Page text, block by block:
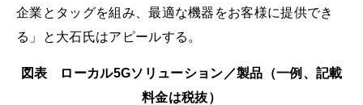
企業とタッグを組み、最適な機器をお客様に提供でき
る」と大石氏はアピールする。
図表 ローカル5Gソリューション／製品（一例、記載
料金は税抜）